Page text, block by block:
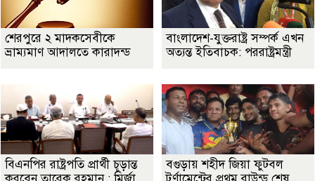
শেরপুরে ২ মাদকসেবীকে
ভ্রাম্যমাণ আদালতে কারাদন্ড
বাংলাদেশ-যুক্তরাষ্ট্র সম্পর্ক এখন
অত্যন্ত ইতিবাচক: পররাষ্ট্রমন্ত্রী
বিএনপির রাষ্ট্রপতি প্রার্থী চূড়ান্ত
বগুড়ায় শহীদ জিয়া ফুটবল